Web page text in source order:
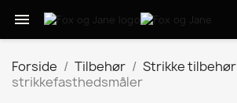

Forside Tilbehør Strikke tilbehør
strikkefasthedsmåler